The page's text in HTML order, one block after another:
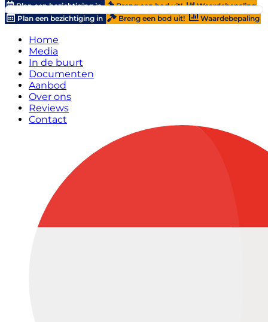
Plan een bezichtiging in Breng een bod uit!
Waardebepaling
Plan een bezichtiging in
Breng een bod uit! Waardebepaling
Home
Media
In de buurt
Documenten
Aanbod
Over ons
Reviews
Contact